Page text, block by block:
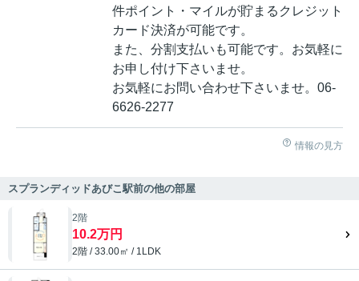
件ポイント・マイルが貯まるクレジット
カード決済が可能です。
また、分割支払いも可能です。お気軽に
お申し付け下さいませ。
お気軽にお問い合わせ下さいませ。06-
6626-2277
情報の見方
スプランディッドあびこ駅前の他の部屋
2階
10.2万円
2階 / 33.00㎡ / 1LDK